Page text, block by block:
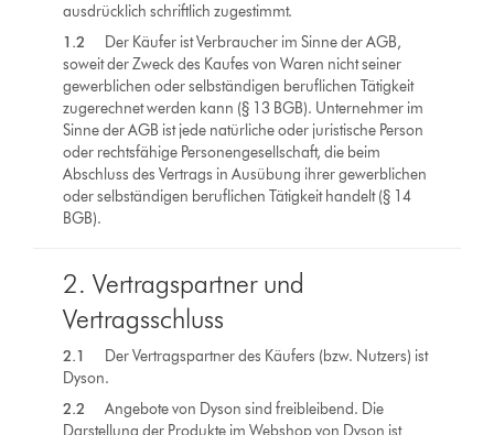
ausdrücklich schriftlich zugestimmt.
1.2
Der Käufer ist Verbraucher im Sinne der AGB,
soweit der Zweck des Kaufes von Waren nicht seiner
gewerblichen oder selbständigen beruflichen Tätigkeit
zugerechnet werden kann (§ 13 BGB). Unternehmer im
Sinne der AGB ist jede natürliche oder juristische Person
oder rechtsfähige Personengesellschaft, die beim
Abschluss des Vertrags in Ausübung ihrer gewerblichen
oder selbständigen beruflichen Tätigkeit handelt (§ 14
BGB).
2. Vertragspartner und
Vertragsschluss
2.1
Der Vertragspartner des Käufers (bzw. Nutzers) ist
Dyson.
2.2 Angebote von Dyson sind freibleibend. Die
Darstellung der Produkte im Webshop von Dyson ist